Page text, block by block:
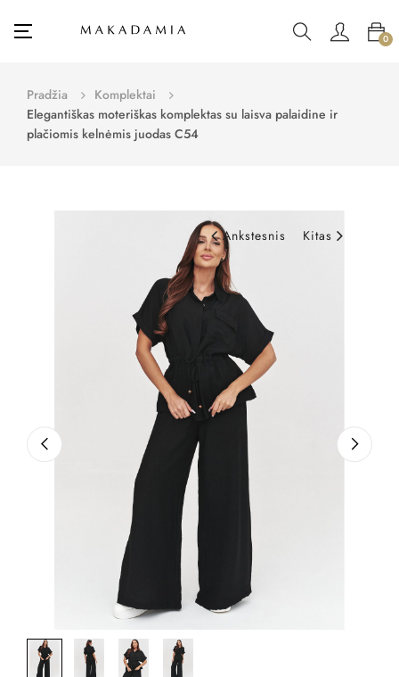
Toggle
☰ 0
Pradžia
Komplektai
Elegantiškas moteriškas komplektas su laisva palaidine ir
plačiomis kelnėmis juodas C54
Ankstesnis Kitas